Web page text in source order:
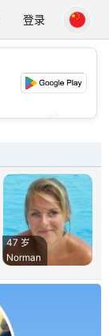
登录
47 岁
Norman